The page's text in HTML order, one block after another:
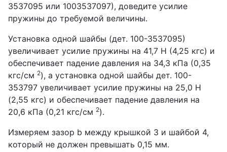
3537095 или 1003537097), доведите усилие
пружины до требуемой величины.
Установка одной шайбы (дет. 100-3537095)
увеличивает усилие пружины на 41,7 Н (4,25 кгс) и
обеспечивает падение давления на 34,3 кПа (0,35
кгс/см 2), а установка одной шайбы дет. 100-
353797 увеличивает усилие пружины на 25,0 Н
(2,55 кгс) и обеспечивает падение давления на
20,6 кПа (0,21 кгс/см 2).
Измеряем зазор b между крышкой 3 и шайбой 4,
который не должен превышать 0,15 мм.